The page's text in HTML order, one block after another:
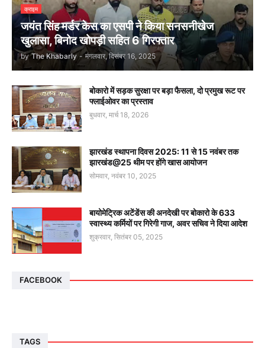
क्राइम
जयंत सिंह मर्डर केस का एसपी ने किया सनसनीखेज
खुलासा, बिनोद खोपड़ी सहित 6 गिरफ्तार
by The Khabarly - मंगलवार, दिसंबर 16, 2025
बोकारो में सड़क सुरक्षा पर बड़ा फैसला, दो प्रमुख रूट पर
फ्लाईओवर का प्रस्ताव
बुधवार, मार्च 18, 2026
झारखंड स्थापना दिवस 2025: 11 से 15 नवंबर तक
झारखंड@25 थीम पर होंगे खास आयोजन
सोमवार, नवंबर 10, 2025
बायोमेट्रिक अटेंडेंस की अनदेखी पर बोकारो के 633
स्वास्थ्य कर्मियों पर गिरेगी गाज, अवर सचिव ने दिया आदेश
शुक्रवार, सितंबर 05, 2025
FACEBOOK
TAGS